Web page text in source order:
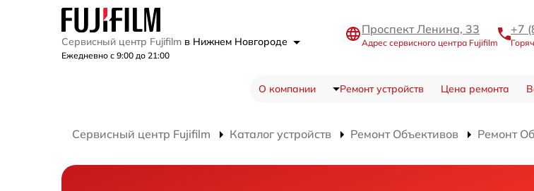
Сервисный центр Fujifilm в Нижнем Новгороде
Ежедневно с 9:00 до 21:00
Проспект Ленина, 33
Адрес сервисного центра Fujifilm
+7
О компании Ремонт устройств Цена ремонта
Сервисный центр Fujifilm Каталог устройств Ремонт Объективов Ремонт